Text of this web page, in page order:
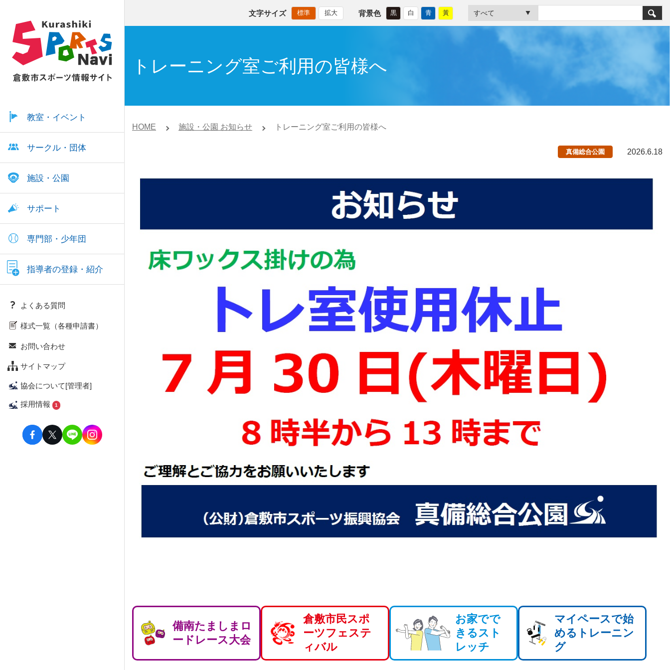
教室・イベント
サークル・団体
施設・公園
サポート
専門部・少年団
指導者の登録・紹介
よくある質問
様式一覧（各種申請書）
お問い合わせ
サイトマップ
協会について[管理者]
採用情報 1
文字サイズ 標準 拡大 背景色 黒 白 青 黃
トレーニング室ご利用の皆様へ
HOME 施設・公園 お知らせ トレーニング室ご利用の皆様へ
2026.6.18
真備総合公園
備南たましまロ
ードレース大会
倉敷市民スポ
ーツフェステ
ィバル
お家でで
きるスト
レッチ
マイペースで始
めるトレーニン
グ